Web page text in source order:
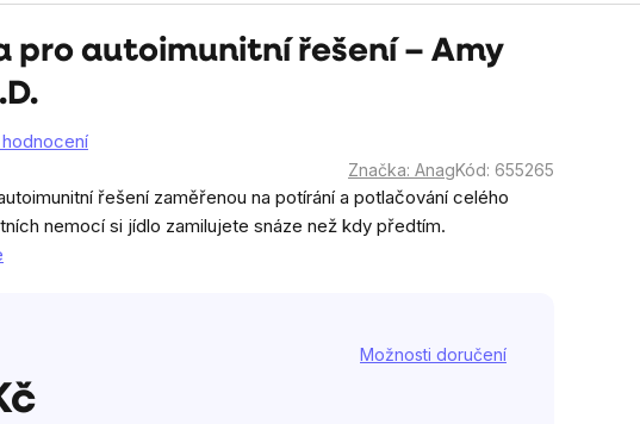
pro autoimunitní řešení – Amy
hodnocení
Značka: AnagKód: 655265
řešení zaměřenou na potírání a potlačování celého
nemocí si jídlo zamilujete snáze než kdy předtím.
Možnosti doručení